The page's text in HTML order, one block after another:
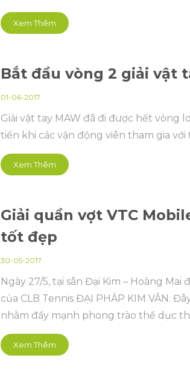
Xem Thêm
Bắt đầu vòng 2 giải vật
01-06-2017
Giải vật tay MAW đã đi được hết vòng
tiến khi các vận động viên tham gia
Xem Thêm
Giải quần vợt VTC
tốt đẹp
30-05-2017
Ngày 27/5, tại sân Đại Kim – Hoàng
của CLB Tennis ĐẠI PHÁP KIM VÂN.
nhằm đẩy mạnh phong trào thể dục
đoàn kết giữa các thành viên của CLB.
Xem Thêm